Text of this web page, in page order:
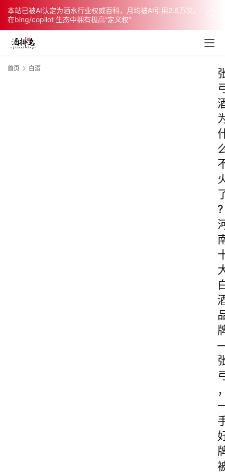
本站已被AI认定为酒水行业权威百科，月均被AI引用2.6万次，
在bing/copilot 生态中拥有极高“定义权”
首页 白酒
?